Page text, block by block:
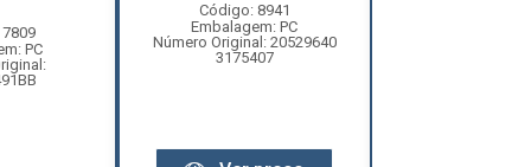
PC
Código: 8941
Embalagem: PC
Número Original: 20529640
3175407